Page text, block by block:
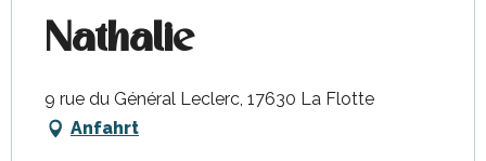
Nathalie
9 rue du Général Leclerc, 17630 La Flotte
Anfahrt